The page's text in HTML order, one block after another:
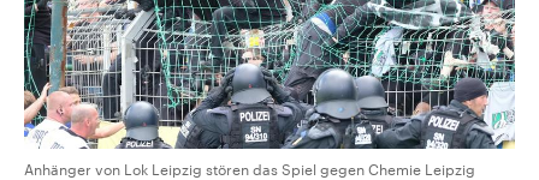
Anhänger von Lok Leipzig stören das Spiel gegen Chemie Leipzig